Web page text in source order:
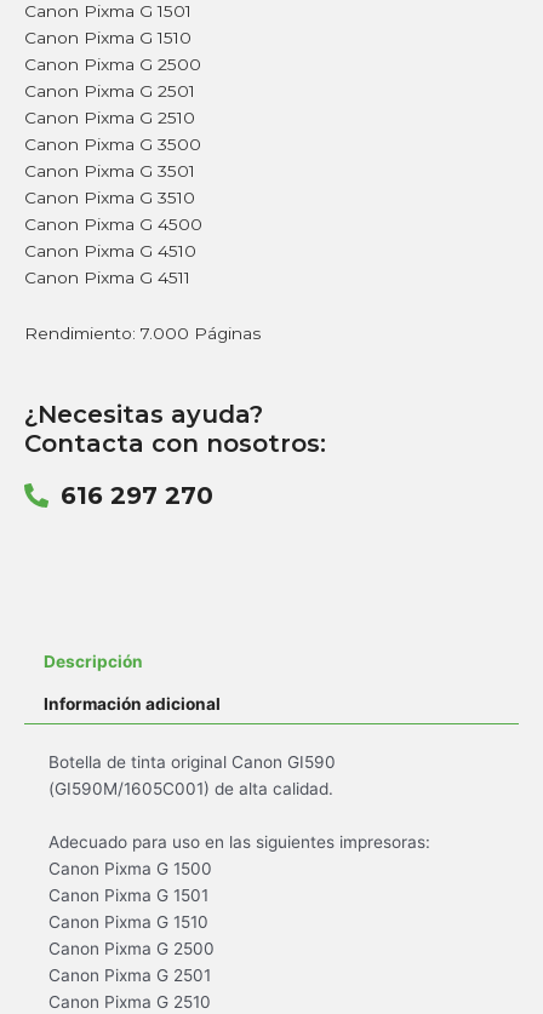
Canon Pixma G 1501
Canon Pixma G 1510
Canon Pixma G 2500
Canon Pixma G 2501
Canon Pixma G 2510
Canon Pixma G 3500
Canon Pixma G 3501
Canon Pixma G 3510
Canon Pixma G 4500
Canon Pixma G 4510
Canon Pixma G 4511
Rendimiento: 7.000 Páginas
¿Necesitas ayuda?
Contacta con nosotros:
616 297 270
Descripción
Información adicional
Botella de tinta original Canon GI590
(GI590M/1605C001) de alta calidad.
Adecuado para uso en las siguientes impresoras:
Canon Pixma G 1500
Canon Pixma G 1501
Canon Pixma G 1510
Canon Pixma G 2500
Canon Pixma G 2501
Canon Pixma G 2510